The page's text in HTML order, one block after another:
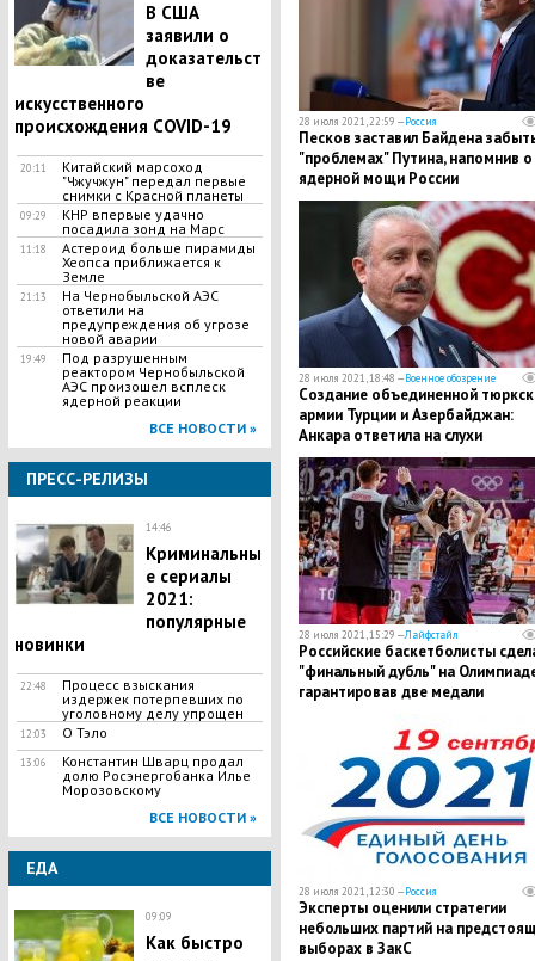
В США
заявили о
доказательст
ве
искусственного
происхождения COVID-19
20:11
Китайский марсоход
"Чжучжун" передал первые
снимки с Красной планеты
09:29
КНР впервые удачно
посадила зонд на Марс
11:18
Астероид больше пирамиды
Хеопса приближается к
Земле
21:13
На Чернобыльской АЭС
ответили на
предупреждения об угрозе
новой аварии
19:49
Под разрушенным
реактором Чернобыльской
АЭС произошел всплеск
ядерной реакции
ВСЕ НОВОСТИ »
ПРЕСС-РЕЛИЗЫ
14:46
Криминальны
е сериалы
2021:
популярные
новинки
22:48
Процесс взыскания
издержек потерпевших по
уголовному делу упрощен
12:03 О Тэло
13:06
Константин Шварц продал
долю Росэнергобанка Илье
Морозовскому
ВСЕ НОВОСТИ »
ЕДА
09:09
Как быстро
28 июля 2021, 22:59 —Россия
Песков заставил Байдена
"проблемах" Путина, напомнив о
ядерной мощи России
28 июля 2021, 18:48 —Военное обозрение
Создание объединенной
армии Турции и Азербайджан:
Анкара ответила на слухи
28 июля 2021, 15:29 —Лайфстайл
​Российские баскетболисты
"финальный дубль" на
гарантировав две медали
28 июля 2021, 12:30 —Россия
Эксперты оценили стратегии
небольших партий на
выборах в ЗакС